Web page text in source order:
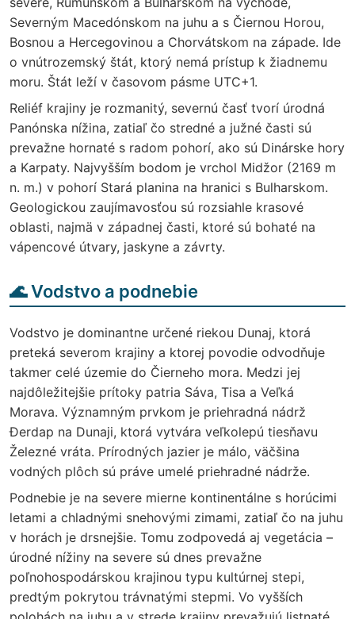
Severným Macedónskom na juhu a s Čiernou Horou,
Bosnou a Hercegovinou a Chorvátskom na západe. Ide
o vnútrozemský štát, ktorý nemá prístup k žiadnemu
moru. Štát leží v časovom pásme UTC+1.
Reliéf krajiny je rozmanitý, severnú časť tvorí úrodná
Panónska nížina, zatiaľ čo stredné a južné časti sú
prevažne hornaté s radom pohorí, ako sú Dinárske hory
a Karpaty. Najvyšším bodom je vrchol Midžor (2169 m
n. m.) v pohorí Stará planina na hranici s Bulharskom.
Geologickou zaujímavosťou sú rozsiahle krasové
oblasti, najmä v západnej časti, ktoré sú bohaté na
vápencové útvary, jaskyne a závrty.
🌊 Vodstvo a podnebie
Vodstvo je dominantne určené riekou Dunaj, ktorá
preteká severom krajiny a ktorej povodie odvodňuje
takmer celé územie do Čierneho mora. Medzi jej
najdôležitejšie prítoky patria Sáva, Tisa a Veľká
Morava. Významným prvkom je priehradná nádrž
Đerdap na Dunaji, ktorá vytvára veľkolepú tiesňavu
Železné vráta. Prírodných jazier je málo, väčšina
vodných plôch sú práve umelé priehradné nádrže.
Podnebie je na severe mierne kontinentálne s horúcimi
letami a chladnými snehovými zimami, zatiaľ čo na juhu
v horách je drsnejšie. Tomu zodpovedá aj vegetácia –
úrodné nížiny na severe sú dnes prevažne
poľnohospodárskou krajinou typu kultúrnej stepi,
predtým pokrytou trávnatými stepmi. Vo vyšších